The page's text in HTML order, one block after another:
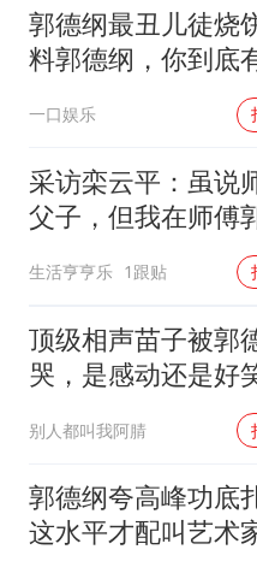
白海
郭德纲最丑儿徒烧
料郭德纲，你到底
一口娱乐
采访栾云平：虽说
父子，但我在师傅
生活亨亨乐 1跟贴
顶级相声苗子被郭
哭，是感动还是好
别人都叫我阿腈
郭德纲夸高峰功底
这水平才配叫艺术